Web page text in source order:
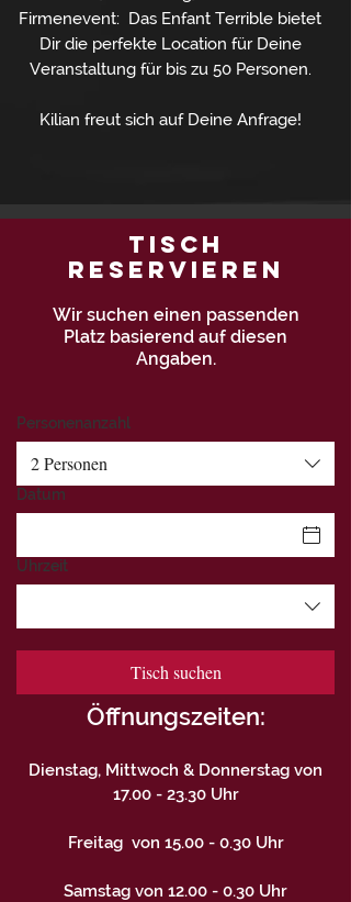
Firmenevent: Das Enfant Terrible bietet
Dir die perfekte Location für Deine
Veranstaltung für bis zu 50 Personen.
Kilian freut sich auf Deine Anfrage!
Tisch
reservieren
Wir suchen einen passenden
Platz basierend auf diesen
Angaben.
Personenanzahl
2 Personen
Datum
Uhrzeit
Tisch suchen
Öffnungszeiten:
Dienstag, Mittwoch & Donnerstag von
17.00 - 23.30Uhr
Freitag von 15.00 - 0.30Uhr
Samstag von 12.00 - 0.30 Uhr